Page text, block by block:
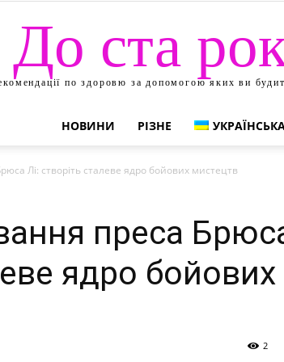
До ста
по здоровю за допомогою яких ви
НОВИНИ РІЗНЕ
Лі: створіть сталеве ядро бойових мистецтв
преса
ядро бойових
2